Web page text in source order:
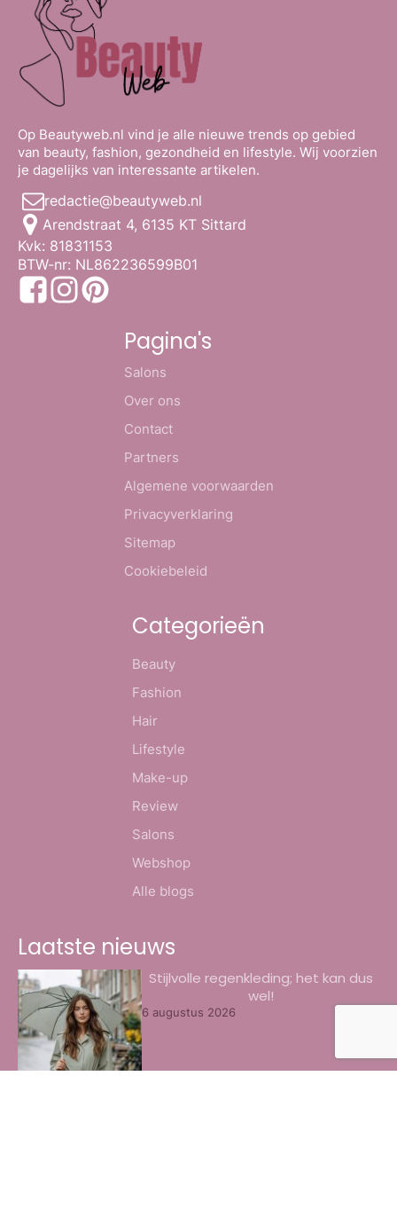
Op Beautyweb.nl vind je alle nieuwe trends op gebied
van beauty, fashion, gezondheid en lifestyle. Wij voorzien
je dagelijks van interessante artikelen.
redactie@beautyweb.nl
Arendstraat 4, 6135 KT Sittard
Kvk: 81831153
BTW-nr: NL862236599B01
Pagina's
Salons
Over ons
Contact
Partners
Algemene voorwaarden
Privacyverklaring
Sitemap
Cookiebeleid
Categorieën
Beauty
Fashion
Hair
Lifestyle
Make-up
Review
Salons
Webshop
Alle blogs
Laatste nieuws
Stijlvolle regenkleding; het kan dus
wel!
6 augustus 2026